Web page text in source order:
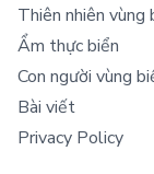
Thiên nhiên vùng
Ẩm thực biển
Con người vùng
Bài viết
Privacy Policy